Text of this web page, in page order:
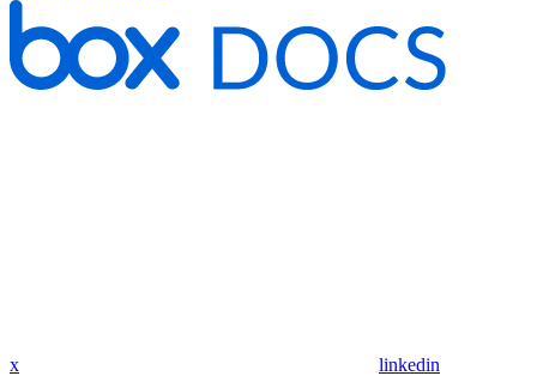
x linkedin